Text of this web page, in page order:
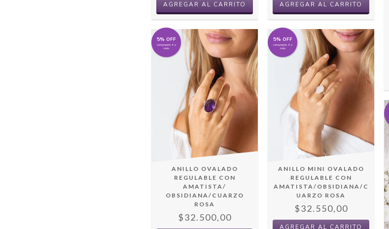
5% OFF
comprando 4 o
más
ANILLO OVALADO
REGULABLE CON
AMATISTA/
OBSIDIANA/CUARZO
ROSA
$32.500,00
5% OFF
comprando 4 o
más
ANILLO MINI OVALADO
REGULABLE CON
AMATISTA/OBSIDIANA/C
UARZO ROSA
$32.550,00
AGREGAR AL CARRITO